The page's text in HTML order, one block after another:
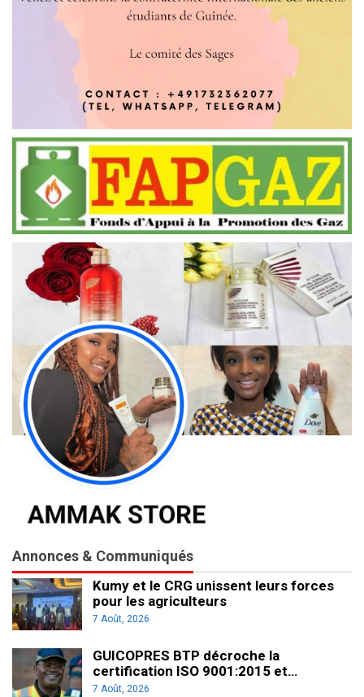
Annonces & Communiqués
Kumy et le CRG unissent leurs forces
pour les agriculteurs
7 Août, 2026
GUICOPRES BTP décroche la
certification ISO 9001:2015 et…
7 Août, 2026